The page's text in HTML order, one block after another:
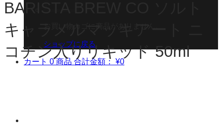
ショップに戻る
カート 0 商品 合計金額： ¥0
BARISTA BREW CO ソルト
キャラメルマッキアート ニ
コチン入りリキッド 50ml